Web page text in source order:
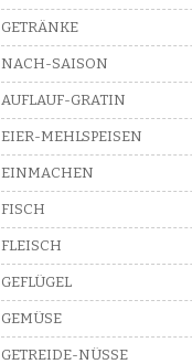
GETRÄNKE
NACH-SAISON
AUFLAUF-GRATIN
EIER-MEHLSPEISEN
EINMACHEN
FISCH
FLEISCH
GEFLÜGEL
GEMÜSE
GETREIDE-NÜSSE